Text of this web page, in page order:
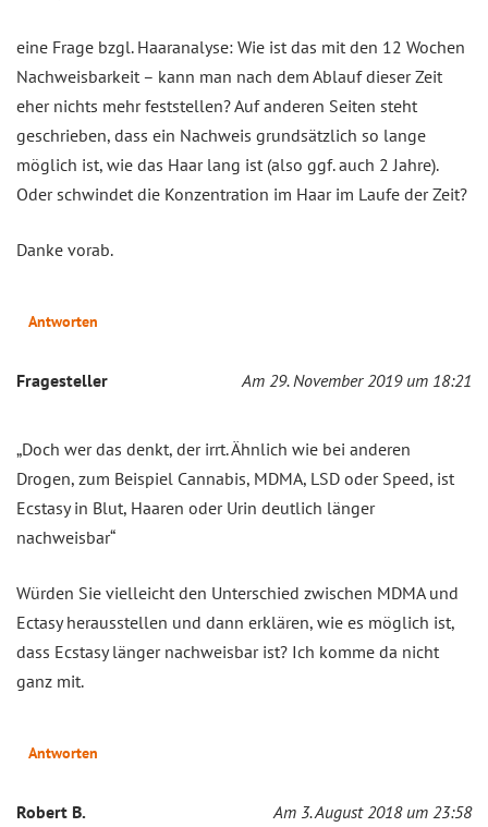
eine Frage bzgl. Haaranalyse: Wie ist das mit den 12 Wochen
Nachweisbarkeit – kann man nach dem Ablauf dieser Zeit
eher nichts mehr feststellen? Auf anderen Seiten steht
geschrieben, dass ein Nachweis grundsätzlich so lange
möglich ist, wie das Haar lang ist (also ggf. auch 2 Jahre).
Oder schwindet die Konzentration im Haar im Laufe der Zeit?
Danke vorab.
Antworten
Fragesteller Am 29. November 2019 um 18:21
„Doch wer das denkt, der irrt. Ähnlich wie bei anderen
Drogen, zum Beispiel Cannabis, MDMA, LSD oder Speed, ist
Ecstasy in Blut, Haaren oder Urin deutlich länger
nachweisbar“
Würden Sie vielleicht den Unterschied zwischen MDMA und
Ectasy herausstellen und dann erklären, wie es möglich ist,
dass Ecstasy länger nachweisbar ist? Ich komme da nicht
ganz mit.
Antworten
Robert B. Am 3. August 2018 um 23:58